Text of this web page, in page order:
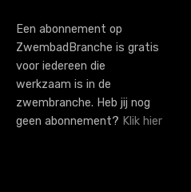
Een abonnement op
ZwembadBranche is gratis
voor iedereen die
werkzaam is in de
zwembranche. Heb jij nog
geen abonnement? Klik hier